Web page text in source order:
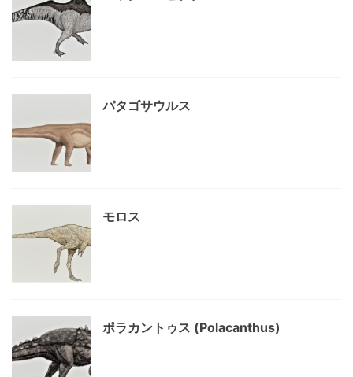
パタゴサウルス
モロス
ポラカントゥス (Polacanthus)